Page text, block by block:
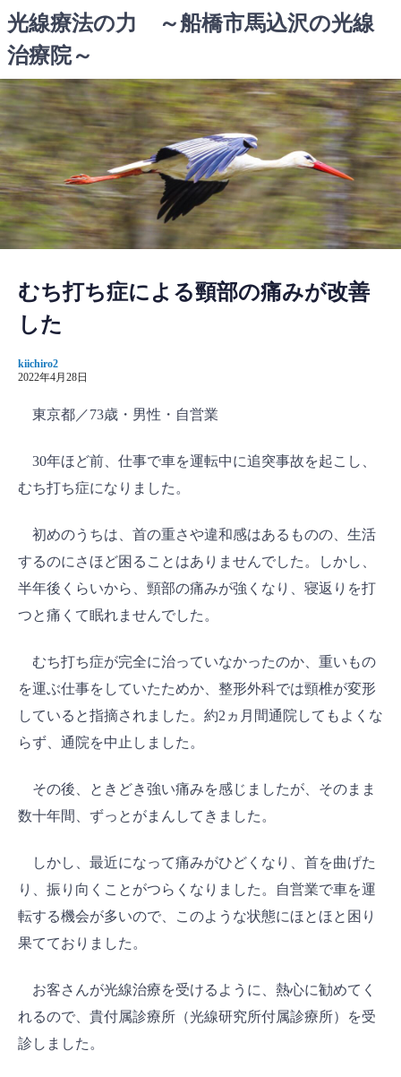
ン
テ
ツ
へ
ス
キ
ッ
プ
光線療法の力 ～船橋市馬込沢の光線
治療院～
むち打ち症による頸部の痛みが改善
した
kiichiro2
2022年4月28日
東京都／73歳・男性・自営業
30年ほど前、仕事で車を運転中に追突事故を起こし、
むち打ち症になりました。
初めのうちは、首の重さや違和感はあるものの、生活
するのにさほど困ることはありませんでした。しかし、
半年後くらいから、頸部の痛みが強くなり、寝返りを打
つと痛くて眠れませんでした。
むち打ち症が完全に治っていなかったのか、重いもの
を運ぶ仕事をしていたためか、整形外科では頸椎が変形
していると指摘されました。約2ヵ月間通院してもよくな
らず、通院を中止しました。
その後、ときどき強い痛みを感じましたが、そのまま
数十年間、ずっとがまんしてきました。
しかし、最近になって痛みがひどくなり、首を曲げた
り、振り向くことがつらくなりました。自営業で車を運
転する機会が多いので、このような状態にほとほと困り
果てておりました。
お客さんが光線治療を受けるように、熱心に勧めてく
れるので、貴付属診療所（光線研究所付属診療所）を受
診しました。